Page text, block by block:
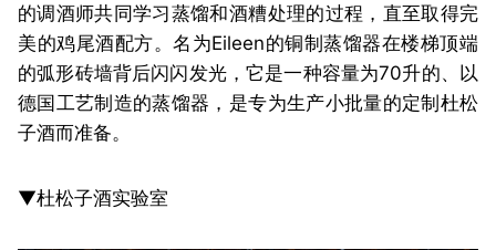
的调酒师共同学习蒸馏和酒糟处理的过程，直至取得完
美的鸡尾酒配方。名为Eileen的铜制蒸馏器在楼梯顶端
的弧形砖墙背后闪闪发光，它是一种容量为70升的、以
德国工艺制造的蒸馏器，是专为生产小批量的定制杜松
子酒而准备。
▼杜松子酒实验室